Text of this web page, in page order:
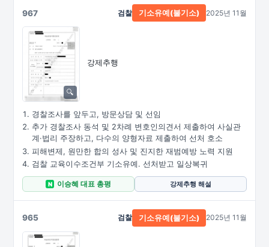
967
강제추행
검찰 기소유예(불기소) 2025년 11월
경찰조사를 앞두고, 방문상담 및 선임
추가 경찰조사 동석 및 2차례 변호인의견서 제출하여 사실관
계·법리 주장하고, 다수의 양형자료 제출하여 선처 호소
피해변제, 원만한 합의 성사 및 진지한 재범예방 노력 지원
검찰 교육이수조건부 기소유예. 선처받고 일상복귀
N 이승혜 대표 총평 강제추행 해설
965 검찰 기소유예(불기소) 2025년 11월